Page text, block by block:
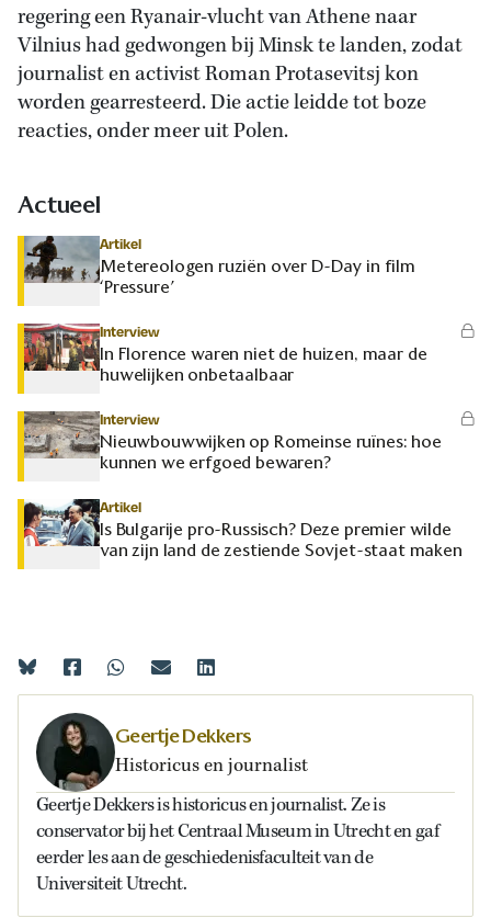
regering een Ryanair-vlucht van Athene naar
Vilnius had gedwongen bij Minsk te landen, zodat
journalist en activist Roman Protasevitsj kon
worden gearresteerd. Die actie leidde tot boze
reacties, onder meer uit Polen.
Actueel
Artikel
Metereologen ruziën over D-Day in film
‘Pressure’
Interview
In Florence waren niet de huizen, maar de
huwelijken onbetaalbaar
Interview
Nieuwbouwwijken op Romeinse ruïnes: hoe
kunnen we erfgoed bewaren?
Artikel
Is Bulgarije pro-Russisch? Deze premier wilde
van zijn land de zestiende Sovjet-staat maken
Geertje Dekkers
Historicus en journalist
Geertje Dekkers is historicus en journalist. Ze is
conservator bij het Centraal Museum in Utrecht en gaf
eerder les aan de geschiedenisfaculteit van de
Universiteit Utrecht.